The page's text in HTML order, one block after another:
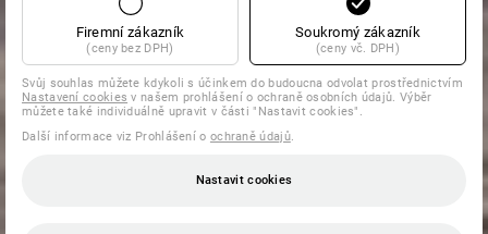
Firemní zákazník
(ceny bez DPH)
Soukromý zákazník
(ceny vč. DPH)
Svůj souhlas můžete kdykoli s účinkem do budoucna odvolat prostřednictvím
Nastavení cookies v našem prohlášení o ochraně osobních údajů. Výběr
můžete také individuálně upravit v části "Nastavit cookies".
Další informace viz Prohlášení o ochraně údajů.
Nastavit cookies